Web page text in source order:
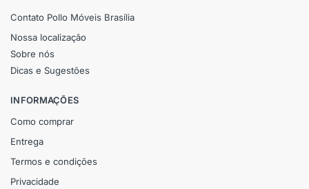
Contato Pollo Móveis Brasília
Nossa localização
Sobre nós
Dicas e Sugestões
INFORMAÇÕES
Como comprar
Entrega
Termos e condições
Privacidade